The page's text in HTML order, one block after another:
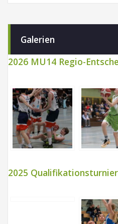
Galerien
2026 MU14 Regio-
2025